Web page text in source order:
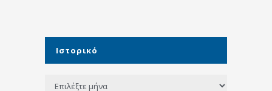
Ιστορικό
Ιστορικό